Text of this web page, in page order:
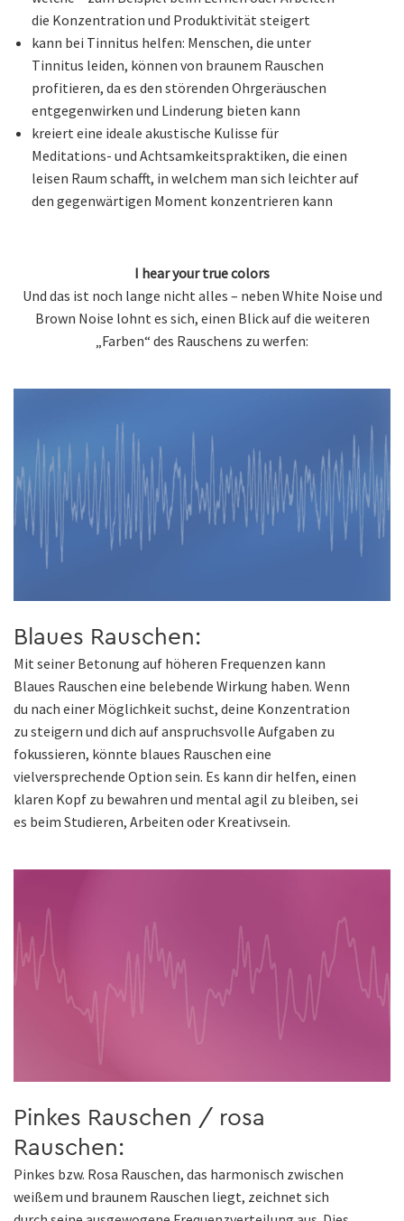
die Konzentration und Produktivität steigert
kann bei Tinnitus helfen: Menschen, die unter
Tinnitus leiden, können von braunem Rauschen
profitieren, da es den störenden Ohrgeräuschen
entgegenwirken und Linderung bieten kann
kreiert eine ideale akustische Kulisse für
Meditations- und Achtsamkeitspraktiken, die einen
leisen Raum schafft, in welchem man sich leichter auf
den gegenwärtigen Moment konzentrieren kann
I hear your true colors
Und das ist noch lange nicht alles – neben White Noise und
Brown Noise lohnt es sich, einen Blick auf die weiteren
„Farben“ des Rauschens zu werfen:
Blaues Rauschen:
Mit seiner Betonung auf höheren Frequenzen kann
Blaues Rauschen eine belebende Wirkung haben. Wenn
du nach einer Möglichkeit suchst, deine Konzentration
zu steigern und dich auf anspruchsvolle Aufgaben zu
fokussieren, könnte blaues Rauschen eine
vielversprechende Option sein. Es kann dir helfen, einen
klaren Kopf zu bewahren und mental agil zu bleiben, sei
es beim Studieren, Arbeiten oder Kreativsein.
Pinkes Rauschen / rosa
Rauschen:
Pinkes bzw. Rosa Rauschen, das harmonisch zwischen
weißem und braunem Rauschen liegt, zeichnet sich